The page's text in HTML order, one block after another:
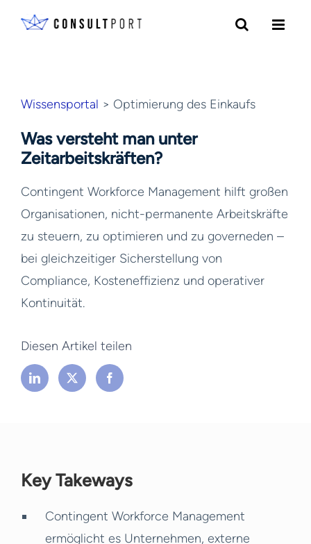
Wissensportal > Optimierung des Einkaufs
Was versteht man unter
Zeitarbeitskräften?
Contingent Workforce Management hilft großen
Organisationen, nicht-permanente Arbeitskräfte
zu steuern, zu optimieren und zu governeden –
bei gleichzeitiger Sicherstellung von
Compliance, Kosteneffizienz und operativer
Kontinuität.
Diesen Artikel teilen
Key Takeways
Contingent Workforce Management
ermöglicht es Unternehmen, externe